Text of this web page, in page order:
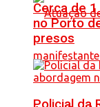
Cerca de
no Porto
presos